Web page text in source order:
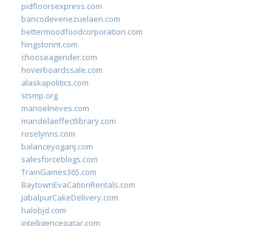
pidfloorsexpress.com
bancodevenezuelaen.com
bettermoodfoodcorporation.com
hingstonnt.com
chooseagender.com
hoverboardssale.com
alaskapolitics.com
stsmp.org
manoelneves.com
mandelaeffectlibrary.com
roselynns.com
balanceyoganj.com
salesforceblogs.com
TrainGames365.com
BaytownEvaCationRentals.com
JabalpurCakeDelivery.com
halobjd.com
intelligenceqatar.com